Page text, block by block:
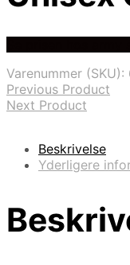
Varenummer (SKU):
Previous Product
Next Product
Beskrivelse
Yderligere